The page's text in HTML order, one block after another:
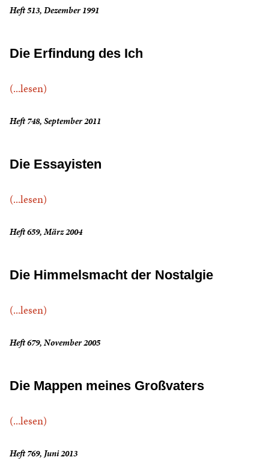
Heft 513, Dezember 1991
Die Erfindung des Ich
(...lesen)
Heft 748, September 2011
Die Essayisten
(...lesen)
Heft 659, März 2004
Die Himmelsmacht der Nostalgie
(...lesen)
Heft 679, November 2005
Die Mappen meines Großvaters
(...lesen)
Heft 769, Juni 2013